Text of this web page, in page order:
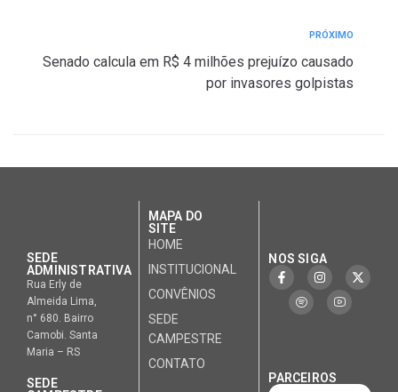
PRÓXIMO
Senado calcula em R$ 4 milhões prejuízo causado
por invasores golpistas
SEDE
ADMINISTRATIVA
Rua Erly de
Almeida Lima,
n° 680. Bairro
Camobi. Santa
Maria – RS
SEDE
MAPA DO
SITE
HOME
INSTITUCIONAL
CONVÊNIOS
SEDE
CAMPESTRE
CONTATO
NOS SIGA
PARCEIROS